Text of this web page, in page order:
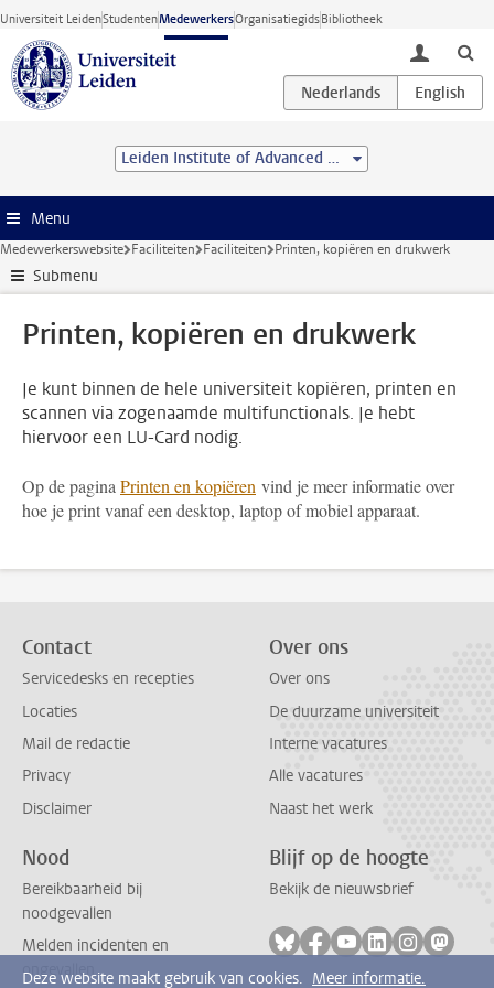
Ga direct naar de inhoud
Universiteit LeidenStudentenMedewerkersOrganisatiegidsBibliotheek
toggle
Leiden Institute of Advanced Computer Science (LIACS)
Menu
Medewerkerswebsite Faciliteiten Faciliteiten Printen, kopiëren en drukwerk
Submenu
Printen, kopiëren en drukwerk
Je kunt binnen de hele universiteit kopiëren, printen en
scannen via zogenaamde multifunctionals. Je hebt
hiervoor een LU-Card nodig.
Op de pagina Printen en kopiëren vind je meer informatie over
hoe je print vanaf een desktop, laptop of mobiel apparaat.
Contact
Servicedesks en recepties
Locaties
Mail de redactie
Privacy
Disclaimer
Over ons
Over ons
De duurzame universiteit
Interne vacatures
Alle vacatures
Naast het werk
Nood
Bereikbaarheid bij
noodgevallen
Melden incidenten en
ongevallen
Blijf op de hoogte
Bekijk de nieuwsbrief
Volg ons op bluesky
Volg ons op facebook
Volg ons op
Volg ons op
Volg ons
Volg
Deze website maakt gebruik van cookies. Meer informatie.